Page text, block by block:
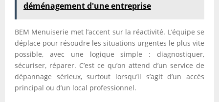
déménagement d'une entreprise
BEM Menuiserie met l’accent sur la réactivité. L’équipe se
déplace pour résoudre les situations urgentes le plus vite
possible, avec une logique simple : diagnostiquer,
sécuriser, réparer. C’est ce qu’on attend d’un service de
dépannage sérieux, surtout lorsqu’il s’agit d’un accès
principal ou d’un local professionnel.